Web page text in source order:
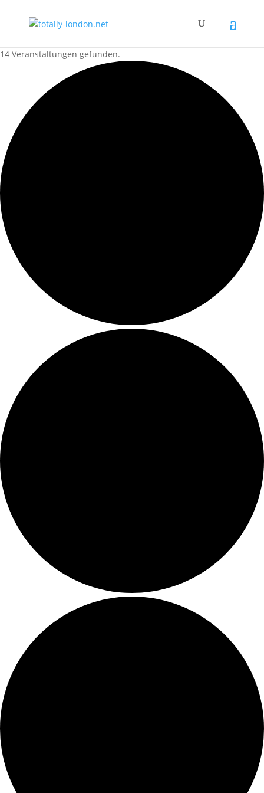
14 Veranstaltungen gefunden.